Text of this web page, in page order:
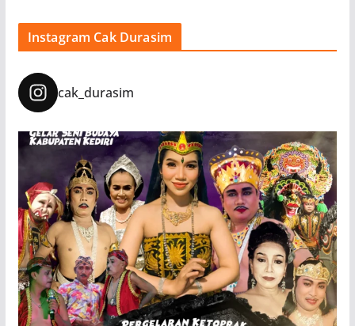
Instagram Cak Durasim
cak_durasim